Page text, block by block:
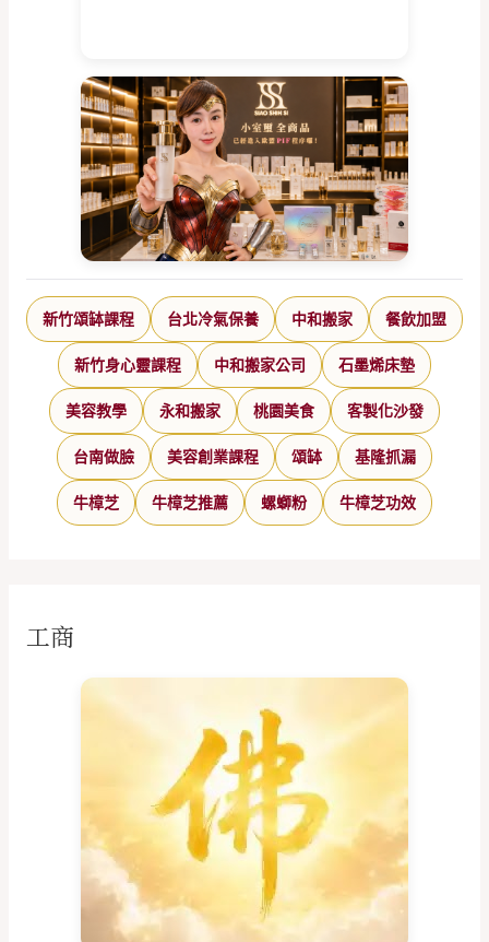
新竹頌缽課程 台北冷氣保養 中和搬家 餐飲加盟
新竹身心靈課程 中和搬家公司 石墨烯床墊
美容教學 永和搬家 桃園美食 客製化沙發
台南做臉 美容創業課程 頌缽 基隆抓漏
牛樟芝 牛樟芝推薦 螺螄粉 牛樟芝功效
工商